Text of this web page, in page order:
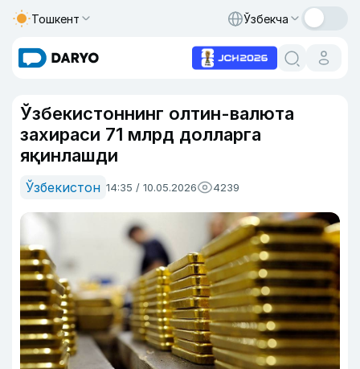
Тошкент Ўзбекча
Ўзбекистоннинг олтин-валюта
захираси 71 млрд долларга
яқинлашди
Ўзбекистон 14:35 / 10.05.2026 4239